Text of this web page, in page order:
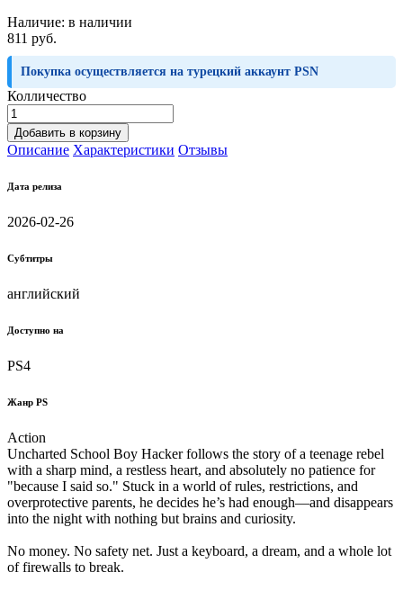
Наличие: в наличии
811 руб.
Покупка осуществляется на турецкий аккаунт PSN
Колличество
Добавить в корзину
Описание Характеристики Отзывы
Дата релиза
2026-02-26
Субтитры
английский
Доступно на
PS4
Жанр PS
Action
Uncharted School Boy Hacker follows the story of a teenage rebel
with a sharp mind, a restless heart, and absolutely no patience for
"because I said so." Stuck in a world of rules, restrictions, and
overprotective parents, he decides he’s had enough—and disappears
into the night with nothing but brains and curiosity.
No money. No safety net. Just a keyboard, a dream, and a whole lot
of firewalls to break.